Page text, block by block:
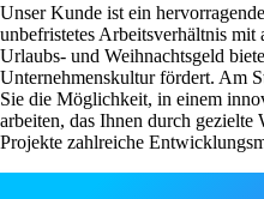
Unser Kunde ist ein
unbefristetes Arbeitsverhältnis
Urlaubs- und Weihnachtsgeld
Unternehmenskultur fördert. Am
Sie die Möglichkeit, in einem
arbeiten, das Ihnen durch gezielte
Projekte zahlreiche